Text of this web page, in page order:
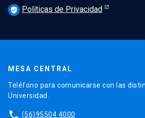
verified_user Políticas de Privacidad
MESA CENTRAL
Teléfono para comunicarse con las
Universidad.
phone (56)95504 4000